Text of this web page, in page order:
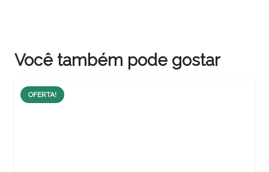
Você também pode gostar
OFERTA!